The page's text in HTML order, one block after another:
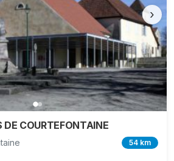
›
DE COURTEFONTAINE
54 km